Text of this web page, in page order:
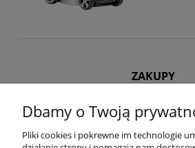
ZAKUPY
POMOC
Dbamy o Twoją
Pliki cookies i pokrewne im technologie